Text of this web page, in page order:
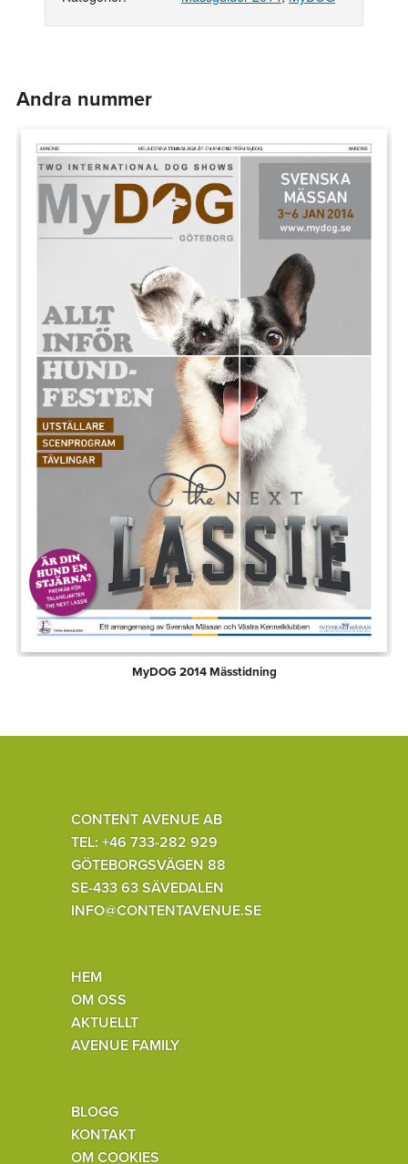
Andra nummer
MyDOG 2014 Mässtidning
CONTENT AVENUE AB
TEL: +46 733-282 929
GÖTEBORGSVÄGEN 88
SE-433 63 SÄVEDALEN
INFO@CONTENTAVENUE.SE
HEM
OM OSS
AKTUELLT
AVENUE FAMILY
BLOGG
KONTAKT
OM COOKIES